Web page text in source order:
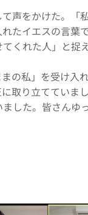
声をかけた。「
たイエスの言葉
くれた人」と捉
の私」を受け入
取り立てていま
した。皆さんゆ